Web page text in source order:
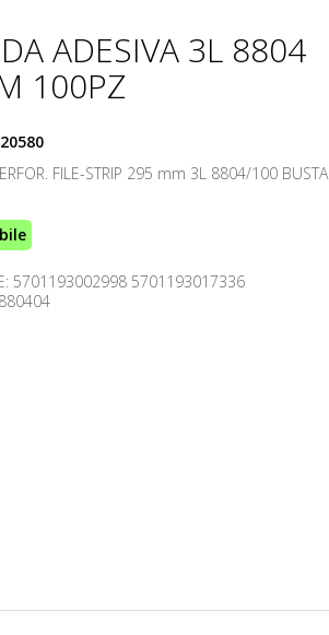
ADESIVA 3L 8804
100PZ
FILE-STRIP 295 mm 3L 8804/100 BUSTA
5701193002998 5701193017336